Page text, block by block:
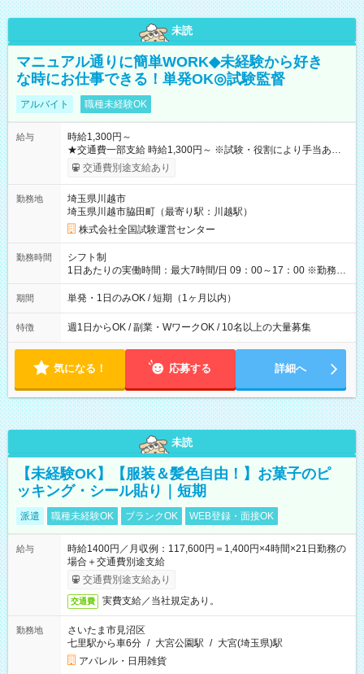
未読
マニュアル通りに簡単WORK◆未経験から好き
な時にお仕事できる！単発OK◎試験監督
アルバイト 職種未経験OK
給与
時給1,300円～
★交通費一部支給 時給1,300円～ ※試験・役割により手当あり
※勤務回数により昇給あり 【即給（前払い）オプションあ
り！】 希望される場合、勤務から1週間ほどで給与の一部を受け
例】 ・河合塾模擬試験 8:30～17:30（休憩1時間） 時給1,300円
×8時間＝日収10,400円＋交通費 ※当日の役割により時給＋100
円の場合あり ・国家試験 7:00～13:30（休憩なし） 時給1,300
円（役割手当＋100円）×6時間＝日収8,400円＋交通費 【試用期
間】試用期間なし
交通費別途支給あり
勤務地
埼玉県川越市
埼玉県川越市脇田町（最寄り駅：川越駅）
株式会社全国試験運営センター
勤務時間
シフト制
1日あたりの実働時間：最大7時間/日 09：00～17：00 ※勤務時
間は 試験により異なります。
期間 単発・1日のみOK / 短期（1ヶ月以内）
特徴 週1日からOK / 副業・WワークOK / 10名以上の大量募集
気になる！ 応募する 詳細へ
未読
【未経験OK】【服装＆髪色自由！】お菓子のピ
ッキング・シール貼り｜短期
派遣 職種未経験OK ブランクOK WEB登録・面接OK
給与
時給1400円／月収例：117,600円＝1,400円×4時間×21日勤務の
場合＋交通費別途支給
交通費別途支給あり
交通費 実費支給／当社規定あり。
勤務地
さいたま市見沼区
七里駅から車6分 / 大宮公園駅 / 大宮(埼玉県)駅
アパレル・日用雑貨